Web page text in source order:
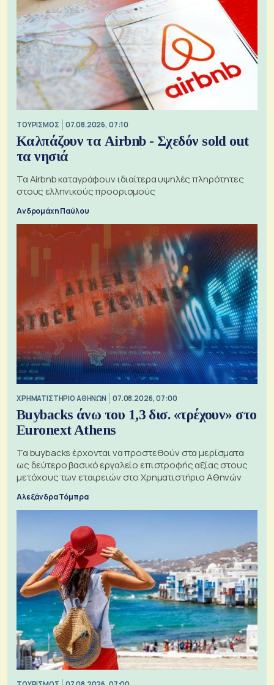
ΤΟΥΡΙΣΜΟΣ 07.08.2026, 07:10
Καλπάζουν τα Airbnb - Σχεδόν sold out
τα νησιά
Τα Airbnb καταγράφουν ιδιαίτερα υψηλές πληρότητες
στους ελληνικούς προορισμούς
Ανδρομάχη Παύλου
XΡΗΜΑΤΙΣΤΗΡΙΟ ΑΘΗΝΩΝ 07.08.2026, 07:00
Buybacks άνω του 1,3 δισ. «τρέχουν» στο
Euronext Athens
Τα buybacks έρχονται να προστεθούν στα μερίσματα
ως δεύτερο βασικό εργαλείο επιστροφής αξίας στους
μετόχους των εταιρειών στο Χρηματιστήριο Αθηνών
Αλεξάνδρα Τόμπρα